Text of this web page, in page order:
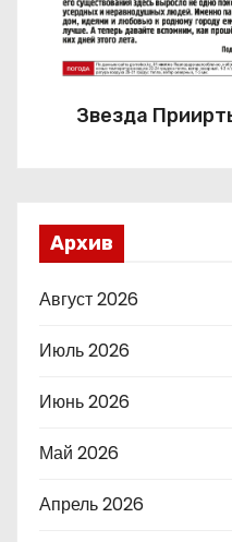
Звезда
Архив
Август 2026
Июль 2026
Июнь 2026
Май 2026
Апрель 2026